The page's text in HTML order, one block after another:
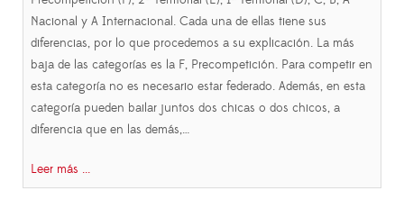
Nacional y A Internacional. Cada una de ellas tiene sus
diferencias, por lo que procedemos a su explicación. La más
baja de las categorías es la F, Precompetición. Para competir en
esta categoría no es necesario estar federado. Además, en esta
categoría pueden bailar juntos dos chicas o dos chicos, a
diferencia que en las demás,…
Leer más ...